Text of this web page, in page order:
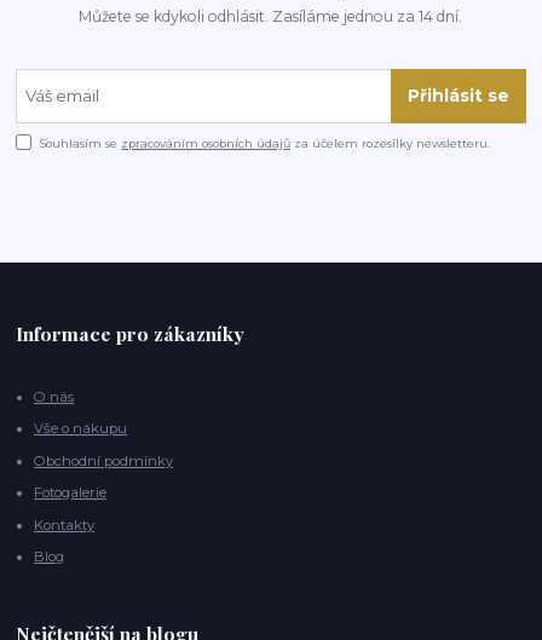
Můžete se kdykoli odhlásit. Zasíláme jednou za 14 dní.
Přihlásit se
Souhlasím se zpracováním osobních údajů za účelem rozesílky newsletteru.
Informace pro zákazníky
O nás
Vše o nákupu
Obchodní podmínky
Fotogalerie
Kontakty
Blog
Nejčtenější na blogu